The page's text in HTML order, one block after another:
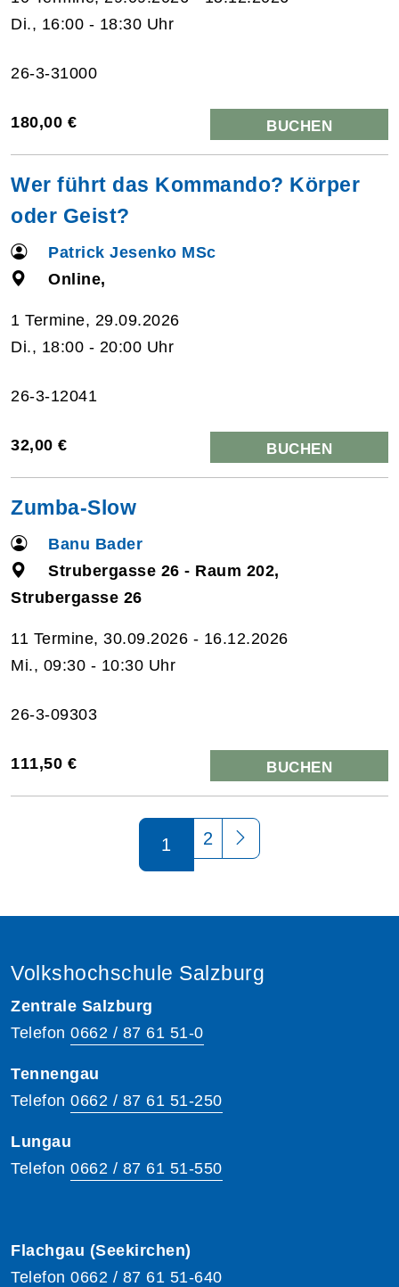
Di., 16:00 - 18:30 Uhr
26-3-31000
180,00 € BUCHEN
Wer führt das Kommando? Körper
oder Geist?
Patrick Jesenko MSc
Online,
1 Termine, 29.09.2026
Di., 18:00 - 20:00 Uhr
26-3-12041
32,00 € BUCHEN
Zumba-Slow
Banu Bader
Strubergasse 26 - Raum 202,
Strubergasse 26
11 Termine, 30.09.2026 - 16.12.2026
Mi., 09:30 - 10:30 Uhr
26-3-09303
111,50 € BUCHEN
1 2
Volkshochschule Salzburg
Zentrale Salzburg
Telefon 0662 / 87 61 51-0
Tennengau
Telefon 0662 / 87 61 51-250
Lungau
Telefon 0662 / 87 61 51-550
Flachgau (Seekirchen)
Telefon 0662 / 87 61 51-640